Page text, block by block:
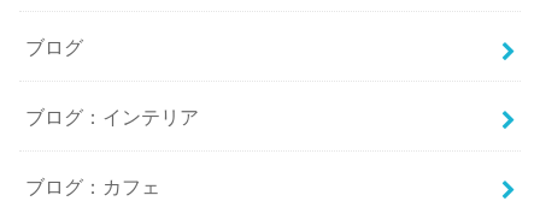
ブログ
ブログ：インテリア
ブログ：カフェ